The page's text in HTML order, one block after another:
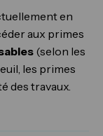
en
aux primes
(selon les
les primes
des travaux.